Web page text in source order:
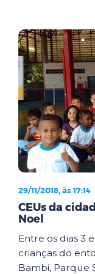
29/11/2018, às 17:14
CEUs da
Noel
Entre os dias 3
crianças do
Bambi, Parque